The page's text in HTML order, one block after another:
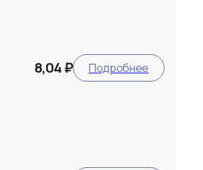
8,04 ₽ Подробнее